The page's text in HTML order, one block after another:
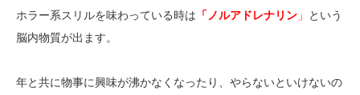
ホラー系スリルを味わっている時は 「ノルアドレナリン 」
という
脳内物質が出ます。
年と共に物事に興味が沸かなくなったり、やらないといけないの